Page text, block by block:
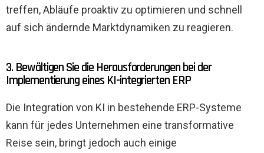
treffen, Abläufe proaktiv zu optimieren und schnell
auf sich ändernde Marktdynamiken zu reagieren.
3. Bewältigen Sie die Herausforderungen bei der
Implementierung eines KI-integrierten ERP
Die Integration von KI in bestehende ERP-Systeme
kann für jedes Unternehmen eine transformative
Reise sein, bringt jedoch auch einige